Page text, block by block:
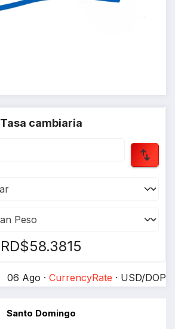
Tasa cambiaria
RD$58.3815
06 Ago · CurrencyRate · USD/DOP
Santo Domingo